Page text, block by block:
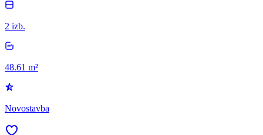
2 izb.
48.61 m²
Novostavba